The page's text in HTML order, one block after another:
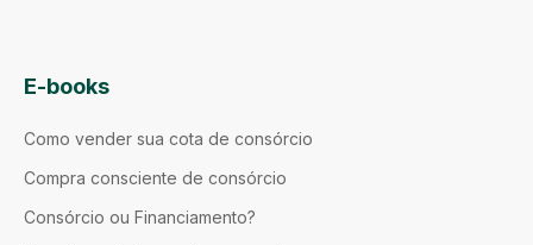
E-books
Como vender sua cota de consórcio
Compra consciente de consórcio
Consórcio ou Financiamento?